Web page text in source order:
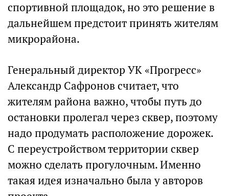
спортивной площадок, но это решение в
дальнейшем предстоит принять жителям
микрорайона.
Генеральный директор УК «Прогресс»
Александр Сафронов считает, что
жителям района важно, чтобы путь до
остановки пролегал через сквер, поэтому
надо продумать расположение дорожек.
С переустройством территории сквер
можно сделать прогулочным. Именно
такая идея изначально была у авторов